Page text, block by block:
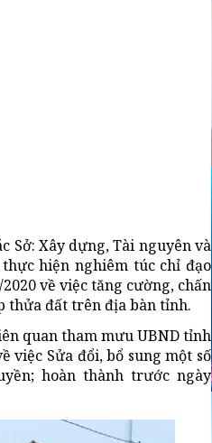
Sở: Xây dựng, Tài nguyên và
hiện nghiêm túc chỉ đạo
về việc tăng cường, chấn
thửa đất trên địa bàn tỉnh.
quan tham mưu UBND tỉnh
việc Sửa đổi, bổ sung một số
hoàn thành trước ngày